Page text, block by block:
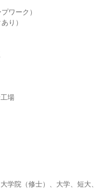
ワーク）
り）
場
学院（修士）、大学、短大、